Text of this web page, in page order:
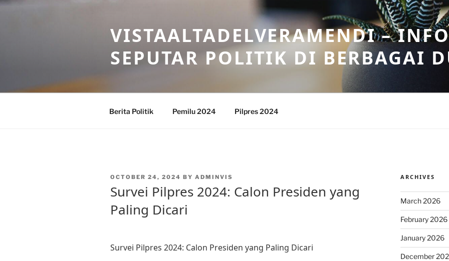
Skip
VISTAALTADELVERAMENDI –
SEPUTAR POLITIK DI BERBAGAI
Berita Politik Pemilu 2024 Pilpres 2024
POSTED
OCTOBER 24, 2024 BY ADMINVIS
Survei Pilpres 2024: Calon Presiden yang
Paling Dicari
Survei Pilpres 2024: Calon Presiden yang Paling Dicari
ARCHIVES
March 2026
February 2026
January 2026
December